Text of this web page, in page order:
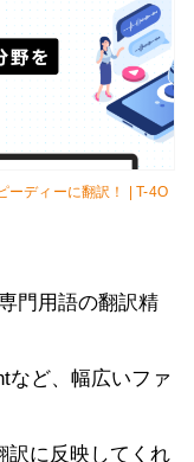
ーディーに翻訳！ | T-4O
門用語の翻訳精
など、幅広いファ
訳に反映してくれ